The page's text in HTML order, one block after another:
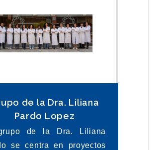
de la Dra. Liliana
Pardo Lopez
de la Dra. Liliana
se centra en proyectos